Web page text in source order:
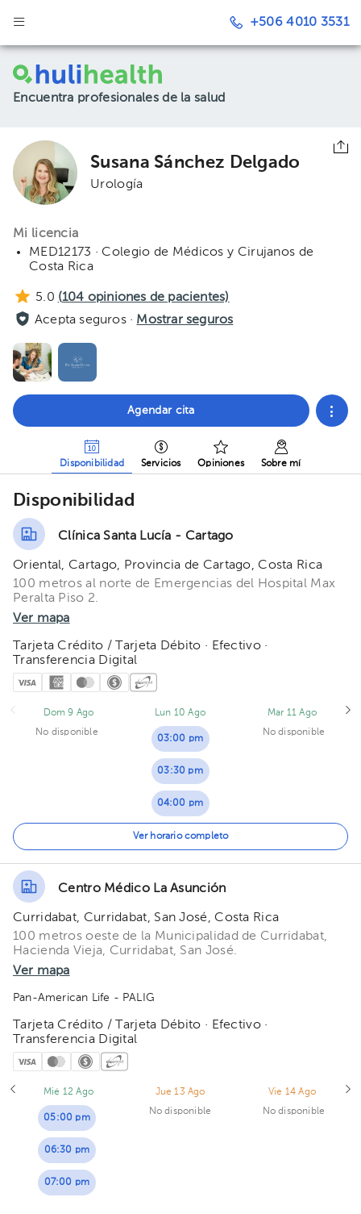
+506 4010 3531
Encuentra profesionales de la salud
Susana Sánchez Delgado
Urología
Mi licencia
MED12173 · Colegio de Médicos y Cirujanos de
Costa Rica
5.0 (104 opiniones de pacientes)
Acepta seguros · Mostrar seguros
Agendar cita
Disponibilidad Servicios Opiniones Sobre mí
Disponibilidad
Clínica Santa Lucía - Cartago
Oriental, Cartago, Provincia de Cartago, Costa Rica
100 metros al norte de Emergencias del Hospital Max
Peralta Piso 2.
Ver mapa
Tarjeta Crédito / Tarjeta Débito · Efectivo ·
Transferencia Digital
Dom 9 Ago
No disponible
Lun 10 Ago
03:00 pm
03:30 pm
04:00 pm
04:30 pm
Mar 11 Ago
No disponible
Ver horario completo
Centro Médico La Asunción
Curridabat, Curridabat, San José, Costa Rica
100 metros oeste de la Municipalidad de Curridabat,
Hacienda Vieja, Curridabat, San José.
Ver mapa
Pan-American Life - PALIG
Tarjeta Crédito / Tarjeta Débito · Efectivo ·
Transferencia Digital
Mié 12 Ago
05:00 pm
06:30 pm
07:00 pm
Jue 13 Ago
No disponible
Vie 14 Ago
No disponible